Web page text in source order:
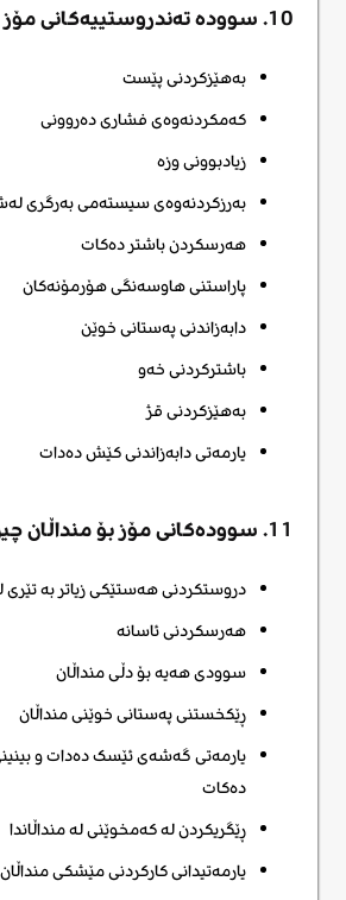
10. سوودە تەندروستییەکانی مۆز بۆ خانمان چین؟
بەهێزکردنی پێست
کەمکردنەوەی فشاری دەروونی
زیادبوونی وزە
بەرزکردنەوەی سیستەمی بەرگری
هەرسکردن باشتر دەکات
پاراستنی هاوسەنگی هۆرمۆنەکان
دابەزاندنی پەستانی خوێن
باشترکردنی خەو
بەهێزکردنی قژ
یارمەتی دابەزاندنی کێش دەدات
11. سوودەکانی مۆز بۆ منداڵان چین؟
دروستکردنی هەستێکی زیاتر بە تێری
هەرسکردنی ئاسانە
سوودی هەیە بۆ دڵی منداڵان
ڕێکخستنی پەستانی خوێنی منداڵان
یارمەتی گەشەی ئێسک دەدات و
دەکات
ڕێگریکردن لە کەمخوێنی لە منداڵاندا
یارمەتیدانی کارکردنی مێشکی منداڵان